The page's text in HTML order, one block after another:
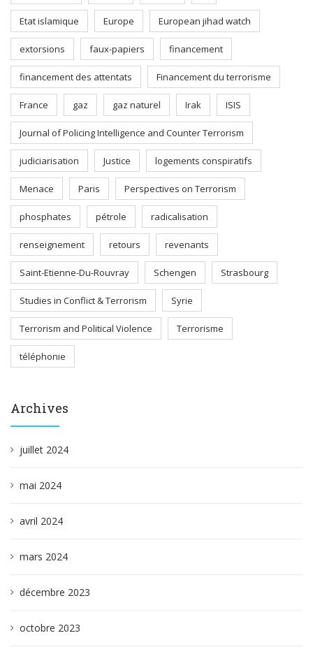
Etat islamique Europe European jihad watch
extorsions faux-papiers financement
financement des attentats Financement du terrorisme
France gaz gaz naturel Irak ISIS
Journal of Policing Intelligence and Counter Terrorism
judiciarisation Justice logements conspiratifs
Menace Paris Perspectives on Terrorism
phosphates pétrole radicalisation
renseignement retours revenants
Saint-Etienne-Du-Rouvray Schengen Strasbourg
Studies in Conflict & Terrorism Syrie
Terrorism and Political Violence Terrorisme
téléphonie
Archives
juillet 2024
mai 2024
avril 2024
mars 2024
décembre 2023
octobre 2023